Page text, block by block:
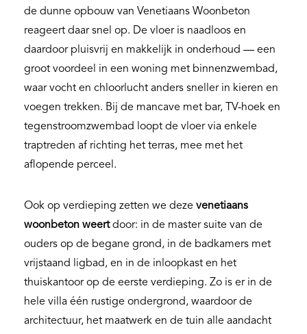
de dunne opbouw van Venetiaans Woonbeton
reageert daar snel op. De vloer is naadloos en
daardoor pluisvrij en makkelijk in onderhoud — een
groot voordeel in een woning met binnenzwembad,
waar vocht en chloorlucht anders sneller in kieren en
voegen trekken. Bij de mancave met bar, TV-hoek en
tegenstroomzwembad loopt de vloer via enkele
traptreden af richting het terras, mee met het
aflopende perceel.
Ook op verdieping zetten we dezevenetiaans
woonbeton weertdoor: in de master suite van de
ouders op de begane grond, in de badkamers met
vrijstaand ligbad, en in de inloopkast en het
thuiskantoor op de eerste verdieping. Zo is er in de
hele villa één rustige ondergrond, waardoor de
architectuur, het maatwerk en de tuin alle aandacht